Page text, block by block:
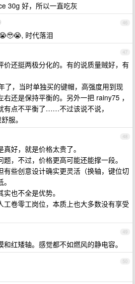
30g 好，所以一直吃灰
46
时代落泪
47
价还挺两极分化的。有的说质量贼好，有
了，当时单独买的键帽，高强度用到现
还是保持平衡的。另外一把 rainy75 ，
有点不平衡了……不过该说不说，
服。
48
好，就是价格太贵了。
，不过，价格更高可能还能撑一段。
有些创意设计确实更灵活（换轴，键位切
也不全是优势。
工卷零工岗位，本质上也大多数没有享受
49
红矮轴。感觉都不如燃风的静电容。
50